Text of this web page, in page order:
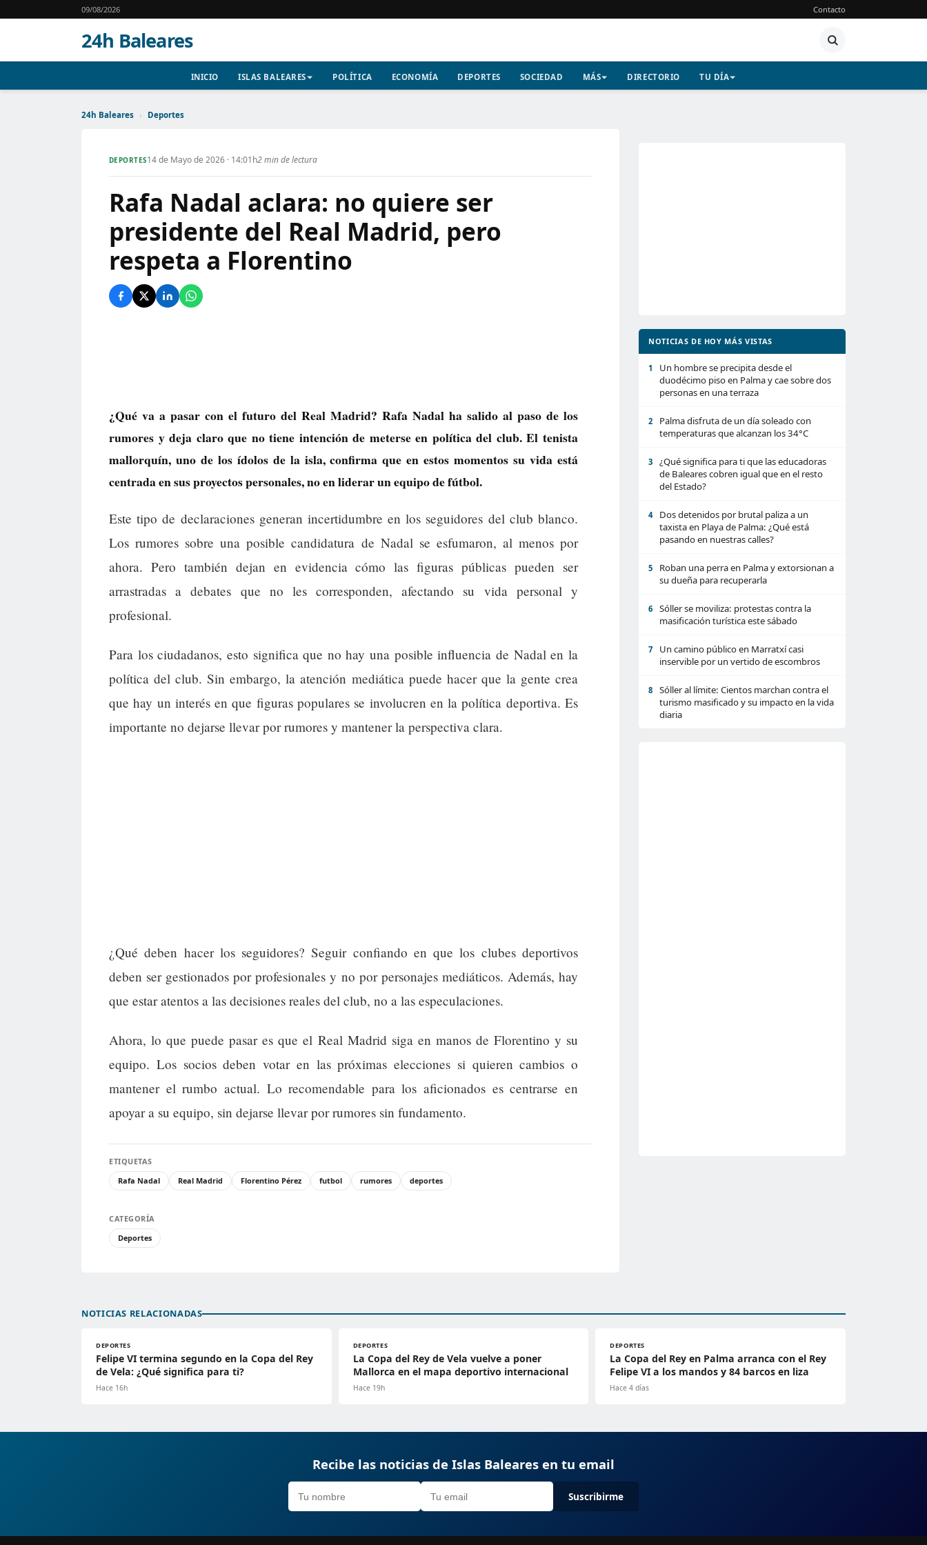
09/08/2026 Contacto
24h Baleares
INICIO ISLAS BALEARES POLÍTICA ECONOMÍA DEPORTES SOCIEDAD MÁS DIRECTORIO TU DÍA
24h Baleares › Deportes
DEPORTES14 de Mayo de 2026 · 14:01h2 min de lectura
Rafa Nadal aclara: no quiere ser
presidente del Real Madrid, pero
respeta a Florentino
¿Qué va a pasar con el futuro del Real Madrid? Rafa Nadal ha salido al paso de los
rumores y deja claro que no tiene intención de meterse en política del club. El tenista
mallorquín, uno de los ídolos de la isla, confirma que en estos momentos su vida está
centrada en sus proyectos personales, no en liderar un equipo de fútbol.
Este tipo de declaraciones generan incertidumbre en los seguidores del club blanco.
Los rumores sobre una posible candidatura de Nadal se esfumaron, al menos por
ahora. Pero también dejan en evidencia cómo las figuras públicas pueden ser
arrastradas a debates que no les corresponden, afectando su vida personal y
profesional.
Para los ciudadanos, esto significa que no hay una posible influencia de Nadal en la
política del club. Sin embargo, la atención mediática puede hacer que la gente crea
que hay un interés en que figuras populares se involucren en la política deportiva. Es
importante no dejarse llevar por rumores y mantener la perspectiva clara.
¿Qué deben hacer los seguidores? Seguir confiando en que los clubes deportivos
deben ser gestionados por profesionales y no por personajes mediáticos. Además, hay
que estar atentos a las decisiones reales del club, no a las especulaciones.
Ahora, lo que puede pasar es que el Real Madrid siga en manos de Florentino y su
equipo. Los socios deben votar en las próximas elecciones si quieren cambios o
mantener el rumbo actual. Lo recomendable para los aficionados es centrarse en
apoyar a su equipo, sin dejarse llevar por rumores sin fundamento.
ETIQUETAS
Rafa Nadal
Real Madrid Florentino Pérez futbol rumores deportes
CATEGORÍA
Deportes
NOTICIAS DE HOY MÁS VISTAS
1
Un hombre se precipita desde el
duodécimo piso en Palma y cae sobre dos
personas en una terraza
2
Palma disfruta de un día soleado con
temperaturas que alcanzan los 34°C
3
¿Qué significa para ti que las educadoras
de Baleares cobren igual que en el resto
del Estado?
4
Dos detenidos por brutal paliza a un
taxista en Playa de Palma: ¿Qué está
pasando en nuestras calles?
5
Roban una perra en Palma y extorsionan a
su dueña para recuperarla
6
Sóller se moviliza: protestas contra la
masificación turística este sábado
7
Un camino público en Marratxí casi
inservible por un vertido de escombros
8
Sóller al límite: Cientos marchan contra el
turismo masificado y su impacto en la vida
diaria
NOTICIAS RELACIONADAS
DEPORTES
Felipe VI termina segundo en la Copa del Rey
de Vela: ¿Qué significa para ti?
Hace 16h
DEPORTES
La Copa del Rey de Vela vuelve a poner
Mallorca en el mapa deportivo internacional
Hace 19h
DEPORTES
La Copa del Rey en Palma arranca con el Rey
Felipe VI a los mandos y 84 barcos en liza
Hace 4 días
Recibe las noticias de Islas Baleares en tu email
Suscribirme